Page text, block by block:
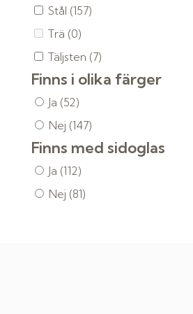
Stål (157)
Trä (0)
Täljsten (7)
Finns i olika färger
Ja (52)
Nej (147)
Finns med sidoglas
Ja (112)
Nej (81)